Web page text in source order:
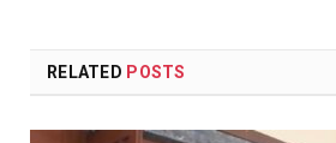
RELATED POSTS